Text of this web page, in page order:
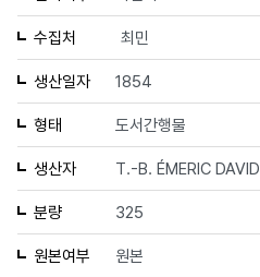
수집처 최민
생산일자 1854
형태 도서간행물
생산자 T.-B. ÉMERIC DAVID
분량 325
원본여부 원본